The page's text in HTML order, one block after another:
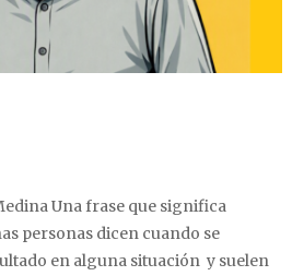
Una frase que significa
personas dicen cuando se
en alguna situación y suelen